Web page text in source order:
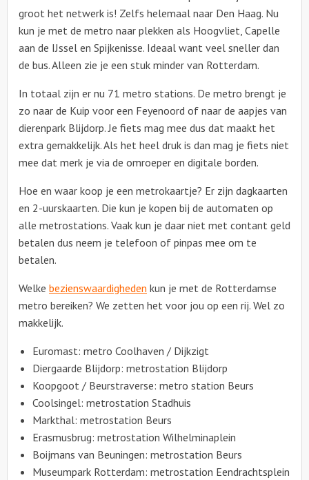
groot het netwerk is! Zelfs helemaal naar Den Haag. Nu
kun je met de metro naar plekken als Hoogvliet, Capelle
aan de IJssel en Spijkenisse. Ideaal want veel sneller dan
de bus. Alleen zie je een stuk minder van Rotterdam.
In totaal zijn er nu 71 metro stations. De metro brengt je
zo naar de Kuip voor een Feyenoord of naar de aapjes van
dierenpark Blijdorp. Je fiets mag mee dus dat maakt het
extra gemakkelijk. Als het heel druk is dan mag je fiets niet
mee dat merk je via de omroeper en digitale borden.
Hoe en waar koop je een metrokaartje? Er zijn dagkaarten
en 2-uurskaarten. Die kun je kopen bij de automaten op
alle metrostations. Vaak kun je daar niet met contant geld
betalen dus neem je telefoon of pinpas mee om te
betalen.
Welke bezienswaardigheden kun je met de Rotterdamse
metro bereiken? We zetten het voor jou op een rij. Wel zo
makkelijk.
Euromast: metro Coolhaven / Dijkzigt
Diergaarde Blijdorp: metrostation Blijdorp
Koopgoot / Beurstraverse: metro station Beurs
Coolsingel: metrostation Stadhuis
Markthal: metrostation Beurs
Erasmusbrug: metrostation Wilhelminaplein
Boijmans van Beuningen: metrostation Beurs
Museumpark Rotterdam: metrostation Eendrachtsplein